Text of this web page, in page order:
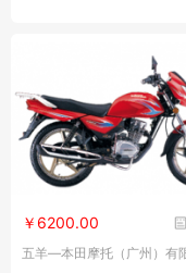
￥6200.00
五羊—本田摩托（广州）有